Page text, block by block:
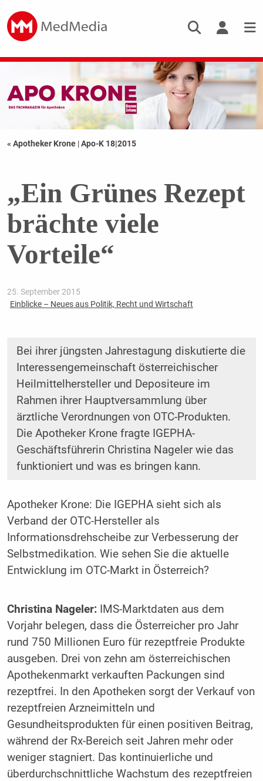
« Apotheker Krone |Apo-K 18|2015
„Ein Grünes Rezept
brächte viele
Vorteile“
25. September 2015
Einblicke – Neues aus Politik, Recht und Wirtschaft
Bei ihrer jüngsten Jahrestagung diskutierte die
Interessengemeinschaft österreichischer
Heilmittelhersteller und Depositeure im
Rahmen ihrer Hauptversammlung über
ärztliche Verordnungen von OTC-Produkten.
Die Apotheker Krone fragte IGEPHA-
Geschäftsführerin Christina Nageler wie das
funktioniert und was es bringen kann.
Apotheker Krone: Die IGEPHA sieht sich als
Verband der OTC-Hersteller als
Informationsdrehscheibe zur Verbesserung der
Selbstmedikation. Wie sehen Sie die aktuelle
Entwicklung im OTC-Markt in Österreich?
Christina Nageler:IMS-Marktdaten aus dem
Vorjahr belegen, dass die Österreicher pro Jahr
rund 750 Millionen Euro für rezeptfreie Produkte
ausgeben. Drei von zehn am österreichischen
Apothekenmarkt verkauften Packungen sind
rezeptfrei. In den Apotheken sorgt der Verkauf von
rezeptfreien Arzneimitteln und
Gesundheitsprodukten für einen positiven Beitrag,
während der Rx-Bereich seit Jahren mehr oder
weniger stagniert. Das kontinuierliche und
überdurchschnittliche Wachstum des rezeptfreien